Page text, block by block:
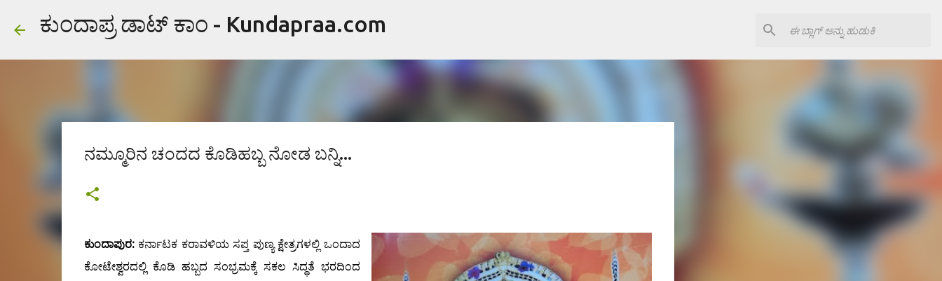
ಕುಂದಾಪ್ರ ಡಾಟ್ ಕಾಂ - Kundapraa.com
ನಮ್ಮೂರಿನ ಚಂದದ ಕೊಡಿಹಬ್ಬ ನೋಡ ಬನ್ನಿ...
ಕುಂದಾಪುರ:ಕರ್ನಾಟಕ ಕರಾವಳಿಯ ಸಪ್ತ ಪುಣ್ಯ ಕ್ಷೇತ್ರಗಳಲ್ಲಿ ಒಂದಾದ
ಕೋಟೇಶ್ವರದಲ್ಲಿ ಕೊಡಿ ಹಬ್ಬದ ಸಂಭ್ರಮಕ್ಕೆ ಸಕಲ ಸಿದ್ಧತೆ ಭರದಿಂದ